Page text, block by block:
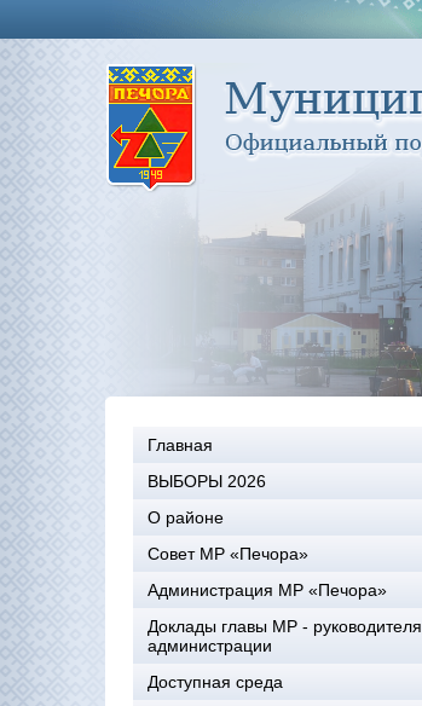
Главная
ВЫБОРЫ 2026
О районе
Совет МР «Печора»
Администрация МР «Печора»
Доклады главы МР - руководителя
администрации
Доступная среда